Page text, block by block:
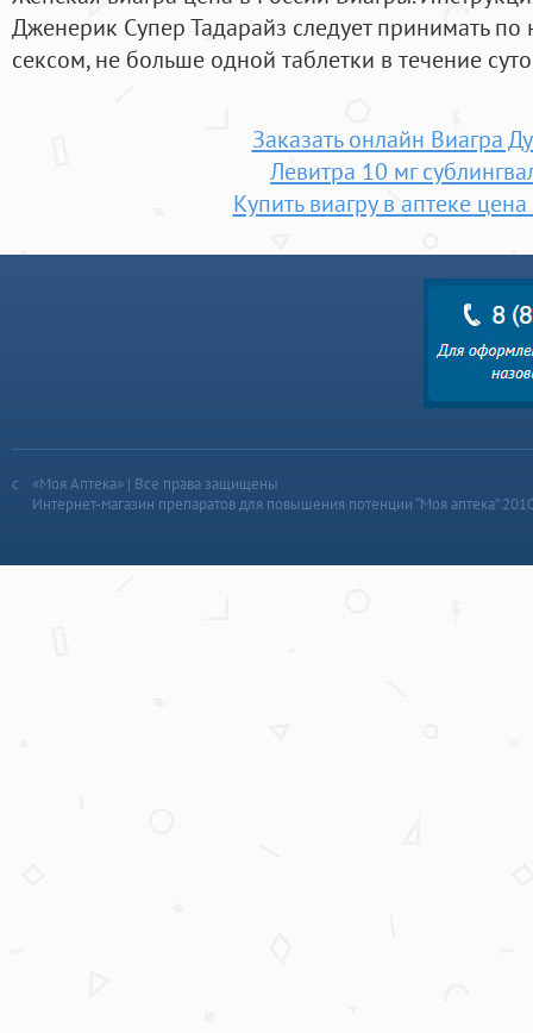
Дженерик Супер Тадарайз следует принимать
сексом, не больше одной таблетки в течение
Заказать онлайн Виагра
Левитра 10 мг
Купить виагру в аптеке
«Моя Аптека» | Все права защищены
Интернет-магазин препаратов для повышения потенции “Моя аптека”